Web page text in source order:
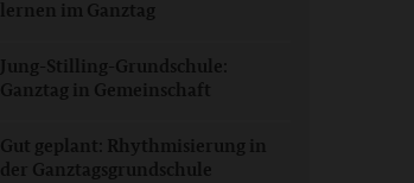
lernen im Ganztag
Jung-Stilling-Grundschule:
Ganztag in Gemeinschaft
Gut geplant: Rhythmisierung in
der Ganztagsgrundschule